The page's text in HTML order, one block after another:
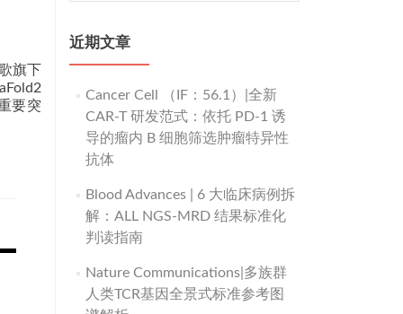
旗下
要突
近期文章
Cancer Cell （IF：56.1）|全新
CAR-T 研发范式：依托 PD-1 诱
导的瘤内 B 细胞筛选肿瘤特异性
抗体
Blood Advances | 6 大临床病例拆
解：ALL NGS-MRD 结果标准化
判读指南
Nature Communications|多族群
人类TCR基因全景式标准参考图